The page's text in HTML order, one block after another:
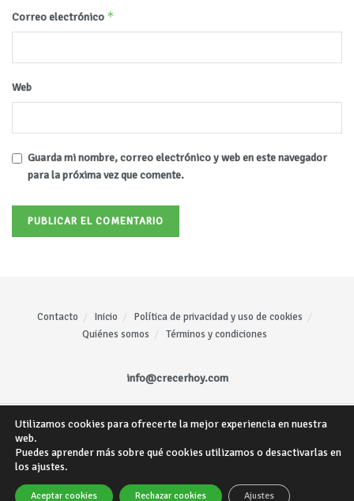
Correo electrónico *
Web
Guarda mi nombre, correo electrónico y web en este navegador
para la próxima vez que comente.
Contacto Inicio
Política de privacidad y uso de cookies
Quiénes somos
Términos y condiciones
info@crecerhoy.com
Todos los derechos reservados © - Sitio web creado por
Gómez.
Utilizamos cookies para ofrecerte la mejor experiencia en nuestra
web.
Puedes aprender más sobre qué cookies utilizamos o desactivarlas en
los ajustes.
Aceptar cookies Rechazar cookies Ajustes